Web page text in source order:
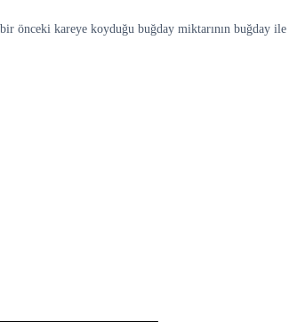
önceki kareye koyduğu buğday miktarının buğday